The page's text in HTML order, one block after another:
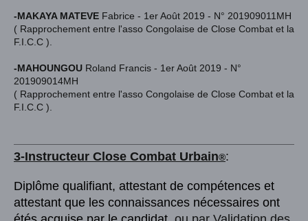
-MAKAYA MATEVE Fabrice - 1er Août 2019 - N° 201909011MH
( Rapprochement entre l'asso Congolaise de Close Combat et la
F.I.C.C ).
-MAHOUNGOU Roland Francis - 1er Août 2019 - N°
201909014MH
( Rapprochement entre l'asso Congolaise de Close Combat et la
F.I.C.C ).
3-Instructeur Close Combat Urbain®:
Diplôme qualifiant, attestant de compétences et
attestant que les connaissances nécessaires ont